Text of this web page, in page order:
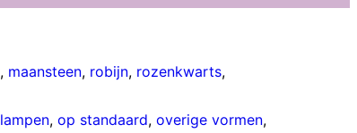
, maansteen, robijn, rozenkwarts,
lampen, op standaard, overige vormen,